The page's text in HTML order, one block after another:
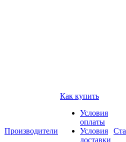
Производители
Как купить
Условия
оплаты
Условия
доставки